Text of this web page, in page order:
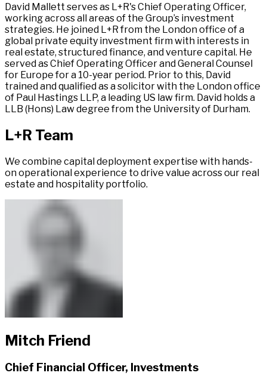
David Mallett serves as L+R's Chief Operating Officer,
working across all areas of the Group’s investment
strategies. He joined L+R from the London office of a
global private equity investment firm with interests in
real estate, structured finance, and venture capital. He
served as Chief Operating Officer and General Counsel
for Europe for a 10-year period. Prior to this, David
trained and qualified as a solicitor with the London office
of Paul Hastings LLP, a leading US law firm. David holds a
LLB (Hons) Law degree from the University of Durham.​​​​‌ ‍ ​‍​‍‌‍ ‌ ​‍‌‍‍‌‌‍‌ ‌‍‍‌‌‍ ‍​‍​‍​ ‍‍​‍​‍‌ ​ ‌‍​‌‌‍ ‍‌‍‍‌‌ ‌​‌ ‍‌​‍ ‍‌‍‍‌‌‍ ​‍​‍​‍ ​​‍​‍‌‍‍​‌ ​‍‌‍‌‌‌‍‌‍​‍​‍​ ‍‍​‍​‍‌‍‍​‌ ‌​‌ ‌​‌ ​​‌ ​ ​ ‍‍​‍ ​‍ ‌‍ ​​‍ ‌‌‍​‌‌‍ ‍‌‍‌​​‍ ‌‌ ​‍​‍ ‌‌‍‍​‌‍ ‌ ‌​‌‍‌‌‌‍ ​‌ ​ ​‍ ‌‌ ​ ‌ ‌​‌ ‌‌‌‍‌​‌‍‍‌‌‍ ​‍ ‍‌ ‌‍‌‍‌‌‌ ​‍‌‍​ ‌‍‌‌‌‍ ​​‍ ‍‌‍​‌‌ ​​‌ ​​​‍ ‌‍‍‌‌‍ ‍‌ ‌​‌‍‌‌‌‍ ‍‌ ‌​​‍ ‌‍‌‌‌‍‌​‌‍‍‌‌ ‌​​‍ ‌‍ ‌‌‍ ‌‍‌​‌‍‌‌​ ‌‌ ​​‌ ​‍‌‍‌‌‌ ​ ‌‍‌‌‌‍ ‍‌ ‌​‌‍​‌‌ ‌​‌‍‍‌‌‍ ‌‍ ‍​ ‍ ‌‍‍‌‌‍‌​​ ‌‌‍‌‍​ ​‍​ ‌‍​ ​‌‌‍‌‍​ ‌‍​ ​ ​ ‌‌​‍ ‌‌‍‌‌​ ​‌​ ​‌‌‍‌‍​‍ ‌​ ‌​​ ‍‌​ ‍‌‌‍‌‍​‍ ‌‌‍​‌‌‍‌​‌‍​‌‌‍​‍​‍ ‌​ ‌​​ ​‍‌‍‌‌​ ‌‍​ ‌​​ ‍​‌‍‌​​ ‌‍‌‍‌‌‌‍‌‍​ ​​​ ‍​​ ‍ ‌ ‌​‌ ‍‌‌ ​​‌‍‌‌​ ‌‌‍​ ‌‍ ‌ ​‍‌ ​​‌‍ ‌ ​‍‌‍​‌‌ ‌​‌‍‌‌‌‌‌​‌‍‌‌‌‍​‌‌‍ ‌‌​ ‌‌‍‌‌‌‍ ‌‌‍​‍‌‍‌‌‌ ​‍​ ‍ ‌ ​​‌‍​‌‌ ‌​‌‍‍​​ ‌‌‍​‍‌‍‍‌‌‍ ​ ‌‍​‍‌‍​‌‌ ​ ‌‍‌‌‌‌‌‌‌ ​‍‌‍ ​​ ‌‌‍‍​‌ ‌​‌ ‌​‌ ​​‌ ​ ​‍‌‌​ ​ ‌​​‌​‍‌‌​ ​‍‌​‌‍​‍‌‌​ ​‍‌​‌‍‌‍ ​​‍ ‌‌‍​‌‌‍ ‍‌‍‌​​‍ ‌‌ ​‍​‍ ‌‌‍‍​‌‍ ‌ ‌​‌‍‌‌‌‍ ​‌ ​ ​‍ ‌‌ ​ ‌ ‌​‌ ‌‌‌‍‌​‌‍‍‌‌‍ ​‍ ‍‌ ‌‍‌‍‌‌‌ ​‍‌‍​ ‌‍‌‌‌‍ ​​‍ ‍‌‍​‌‌ ​​‌ ​​​‍‌‍‌‍‍‌‌‍‌​​ ‌‌‍‌‍​ ​‍​ ‌‍​ ​‌‌‍‌‍​ ‌‍​ ​ ​ ‌‌​‍ ‌‌‍‌‌​ ​‌​ ​‌‌‍‌‍​‍ ‌​ ‌​​ ‍‌​ ‍‌‌‍‌‍​‍ ‌‌‍​‌‌‍‌​‌‍​‌‌‍​‍​‍ ‌​ ‌​​ ​‍‌‍‌‌​ ‌‍​ ‌​​ ‍​‌‍‌​​ ‌‍‌‍‌‌‌‍‌‍​ ​​​ ‍​​‍‌‍‌ ‌​‌ ‍‌‌ ​​‌‍‌‌​ ‌‌‍​ ‌‍ ‌ ​‍‌ ​​‌‍ ‌ ​‍‌‍​‌‌ ‌​‌‍‌‌‌‌‌​‌‍‌‌‌‍​‌‌‍ ‌‌​ ‌‌‍‌‌‌‍ ‌‌‍​‍‌‍‌‌‌ ​‍​‍‌‍‌ ​​‌‍​‌‌ ‌​‌‍‍​​ ‌‌‍​‍‌‍‍‌‌‍ ​‍‌‍‌ ​​‌‍‌‌‌ ​‍‌ ​ ‌ ​​‌‍‌‌‌‍​ ‌ ‌​‌‍‍‌‌ ‌‍‌‍‌‌​ ‌‌ ​​‌ ‌‌‌‍​‍‌‍ ​‌‍‍‌‌ ​ ‌‍‍​‌‍‌‌‌‍‌​​‍​‍‌ ‌
L+R Team​​​​‌ ‍ ​‍​‍‌‍ ‌ ​‍‌‍‍‌‌‍‌ ‌‍‍‌‌‍ ‍​‍​‍​ ‍‍​‍​‍‌ ​ ‌‍​‌‌‍ ‍‌‍‍‌‌ ‌​‌ ‍‌​‍ ‍‌‍‍‌‌‍ ​‍​‍​‍ ​​‍​‍‌‍‍​‌ ​‍‌‍‌‌‌‍‌‍​‍​‍​ ‍‍​‍​‍‌‍‍​‌ ‌​‌ ‌​‌ ​​‌ ​ ​ ‍‍​‍ ​‍ ‌‍ ​​‍ ‌‌‍​‌‌‍ ‍‌‍‌​​‍ ‌‌ ​‍​‍ ‌‌‍‍​‌‍ ‌ ‌​‌‍‌‌‌‍ ​‌ ​ ​‍ ‌‌ ​ ‌ ‌​‌ ‌‌‌‍‌​‌‍‍‌‌‍ ​‍ ‍‌ ‌‍‌‍‌‌‌ ​‍‌‍​ ‌‍‌‌‌‍ ​​‍ ‍‌‍​‌‌ ​​‌ ​​​‍ ‌‍‍‌‌‍ ‍‌ ‌​‌‍‌‌‌‍ ‍‌ ‌​​‍ ‌‍‌‌‌‍‌​‌‍‍‌‌ ‌​​‍ ‌‍ ‌‌‍ ‌‍‌​‌‍‌‌​ ‌‌ ​​‌ ​‍‌‍‌‌‌ ​ ‌‍‌‌‌‍ ‍‌ ‌​‌‍​‌‌ ‌​‌‍‍‌‌‍ ‌‍ ‍​ ‍ ‌‍‍‌‌‍‌​​ ‌​ ‍​​ ‌‌​ ‌‍​ ‌‍​ ​​​ ‍​​ ​​‌‍​‍​‍ ‌​ ‌‍‌‍​‌​ ​‌‌‍‌‌​‍ ‌​ ‌​​ ‍‌​ ​‌​ ​‌​‍ ‌​ ‍‌​ ​‍​ ‍‌‌‍​‌​‍ ‌‌‍‌‍‌‍‌‍​ ‍​‌‍‌​​ ​‍‌‍​‍‌‍​ ​ ‌‍‌‍​‍​ ​‌​ ‌​‌‍​ ​ ‍ ‌ ‌​‌ ‍‌‌ ​​‌‍‌‌​ ‌‌‍​ ‌‍ ‌ ​‍‌ ​​‌‍ ‌ ​‍‌‍​‌‌ ‌​‌‍‌‌‌‌​​‌‍​‌‌‍‌ ‌‍‌‌​ ‍ ‌ ​​‌‍​‌‌ ‌​‌‍‍​​ ‌‌ ​​‌‍​‌‌‍‌ ‌‍‌‌‌​​‍‌ ‌‌‌‍‍‌‌‍ ​‌‍‌​‌‍‌‌‌ ​‍​‍‌‌​ ‌‌‌​​‍‌‌ ‌‍‍ ‌‍‌‌‌ ‍‌​‍‌‌​ ​ ‌​‌​​‍‌‌​ ​ ‌​‌​​‍‌‌​ ​‍​ ​‍​ ‌‌‌‍‌​‌‍‌‍​ ​‌​ ‌‌‌‍‌‍​ ‌‍​ ​‍‌‍​‌​ ‌‌‌‍​‌​ ​‍​‍‌‌​ ​‍​ ​‍​‍‌‌​ ‌‌‌​‌​​‍ ‍‌ ‌​‌‍‍‌‌ ‌​‌‍ ​‌‍‌‌‌​ ​‌‍‍‌‌‍‌ ‌‍‍​‌ ‌​​ ‌‍​‍‌‍​‌‌ ​ ‌‍‌‌‌‌‌‌‌ ​‍‌‍ ​​ ‌‌‍‍​‌ ‌​‌ ‌​‌ ​​‌ ​ ​‍‌‌​ ​ ‌​​‌​‍‌‌​ ​‍‌​‌‍​‍‌‌​ ​‍‌​‌‍‌‍ ​​‍ ‌‌‍​‌‌‍ ‍‌‍‌​​‍ ‌‌ ​‍​‍ ‌‌‍‍​‌‍ ‌ ‌​‌‍‌‌‌‍ ​‌ ​ ​‍ ‌‌ ​ ‌ ‌​‌ ‌‌‌‍‌​‌‍‍‌‌‍ ​‍ ‍‌ ‌‍‌‍‌‌‌ ​‍‌‍​ ‌‍‌‌‌‍ ​​‍ ‍‌‍​‌‌ ​​‌ ​​​‍‌‍‌‍‍‌‌‍‌​​ ‌​ ‍​​ ‌‌​ ‌‍​ ‌‍​ ​​​ ‍​​ ​​‌‍​‍​‍ ‌​ ‌‍‌‍​‌​ ​‌‌‍‌‌​‍ ‌​ ‌​​ ‍‌​ ​‌​ ​‌​‍ ‌​ ‍‌​ ​‍​ ‍‌‌‍​‌​‍ ‌‌‍‌‍‌‍‌‍​ ‍​‌‍‌​​ ​‍‌‍​‍‌‍​ ​ ‌‍‌‍​‍​ ​‌​ ‌​‌‍​ ​‍‌‍‌ ‌​‌ ‍‌‌ ​​‌‍‌‌​ ‌‌‍​ ‌‍ ‌ ​‍‌ ​​‌‍ ‌ ​‍‌‍​‌‌ ‌​‌‍‌‌‌‌​​‌‍​‌‌‍‌ ‌‍‌‌​‍‌‍‌ ​​‌‍​‌‌ ‌​‌‍‍​​ ‌‌ ​​‌‍​‌‌‍‌ ‌‍‌‌‌​​‍‌ ‌‌‌‍‍‌‌‍ ​‌‍‌​‌‍‌‌‌ ​‍​‍‌‌​ ‌‌‌​​‍‌‌ ‌‍‍ ‌‍‌‌‌ ‍‌​‍‌‌​ ​ ‌​‌​​‍‌‌​ ​ ‌​‌​​‍‌‌​ ​‍​ ​‍​ ‌‌‌‍‌​‌‍‌‍​ ​‌​ ‌‌‌‍‌‍​ ‌‍​ ​‍‌‍​‌​ ‌‌‌‍​‌​ ​‍​‍‌‌​ ​‍​ ​‍​‍‌‌​ ‌‌‌​‌​​‍ ‍‌ ‌​‌‍‍‌‌ ‌​‌‍ ​‌‍‌‌‌​ ​‌‍‍‌‌‍‌ ‌‍‍​‌ ‌​​‍‌‍‌ ​​‌‍‌‌‌ ​‍‌ ​ ‌ ​​‌‍‌‌‌‍​ ‌ ‌​‌‍‍‌‌ ‌‍‌‍‌‌​ ‌‌ ​​‌ ‌‌‌‍​‍‌‍ ​‌‍‍‌‌ ​ ‌‍‍​‌‍‌‌‌‍‌​​‍​‍‌ ‌
We combine capital deployment expertise with hands-
on operational experience to drive value across our real
estate and hospitality portfolio.​​​​‌ ‍ ​‍​‍‌‍ ‌ ​‍‌‍‍‌‌‍‌ ‌‍‍‌‌‍ ‍​‍​‍​ ‍‍​‍​‍‌ ​ ‌‍​‌‌‍ ‍‌‍‍‌‌ ‌​‌ ‍‌​‍ ‍‌‍‍‌‌‍ ​‍​‍​‍ ​​‍​‍‌‍‍​‌ ​‍‌‍‌‌‌‍‌‍​‍​‍​ ‍‍​‍​‍‌‍‍​‌ ‌​‌ ‌​‌ ​​‌ ​ ​ ‍‍​‍ ​‍ ‌‍ ​​‍ ‌‌‍​‌‌‍ ‍‌‍‌​​‍ ‌‌ ​‍​‍ ‌‌‍‍​‌‍ ‌ ‌​‌‍‌‌‌‍ ​‌ ​ ​‍ ‌‌ ​ ‌ ‌​‌ ‌‌‌‍‌​‌‍‍‌‌‍ ​‍ ‍‌ ‌‍‌‍‌‌‌ ​‍‌‍​ ‌‍‌‌‌‍ ​​‍ ‍‌‍​‌‌ ​​‌ ​​​‍ ‌‍‍‌‌‍ ‍‌ ‌​‌‍‌‌‌‍ ‍‌ ‌​​‍ ‌‍‌‌‌‍‌​‌‍‍‌‌ ‌​​‍ ‌‍ ‌‌‍ ‌‍‌​‌‍‌‌​ ‌‌ ​​‌ ​‍‌‍‌‌‌ ​ ‌‍‌‌‌‍ ‍‌ ‌​‌‍​‌‌ ‌​‌‍‍‌‌‍ ‌‍ ‍​ ‍ ‌‍‍‌‌‍‌​​ ‌​ ‍​​ ‌‌​ ‌‍​ ‌‍​ ​​​ ‍​​ ​​‌‍​‍​‍ ‌​ ‌‍‌‍​‌​ ​‌‌‍‌‌​‍ ‌​ ‌​​ ‍‌​ ​‌​ ​‌​‍ ‌​ ‍‌​ ​‍​ ‍‌‌‍​‌​‍ ‌‌‍‌‍‌‍‌‍​ ‍​‌‍‌​​ ​‍‌‍​‍‌‍​ ​ ‌‍‌‍​‍​ ​‌​ ‌​‌‍​ ​ ‍ ‌ ‌​‌ ‍‌‌ ​​‌‍‌‌​ ‌‌‍​ ‌‍ ‌ ​‍‌ ​​‌‍ ‌ ​‍‌‍​‌‌ ‌​‌‍‌‌‌‌​​‌‍​‌‌‍‌ ‌‍‌‌​ ‍ ‌ ​​‌‍​‌‌ ‌​‌‍‍​​ ‌‌ ​​‌‍​‌‌‍‌ ‌‍‌‌‌​​‍‌ ‌‌‌‍‍‌‌‍ ​‌‍‌​‌‍‌‌‌ ​‍​‍‌‌​ ‌‌‌​​‍‌‌ ‌‍‍ ‌‍‌‌‌ ‍‌​‍‌‌​ ​ ‌​‌​​‍‌‌​ ​ ‌​‌​​‍‌‌​ ​‍​ ​‍​ ‌‌‌‍‌​‌‍‌‍​ ​‌​ ‌‌‌‍‌‍​ ‌‍​ ​‍‌‍​‌​ ‌‌‌‍​‌​ ​‍​‍‌‌​ ​‍​ ​‍​‍‌‌​ ‌‌‌​‌​​‍ ‍‌‍​ ‌‍ ‌ ​​‌ ‍‌​‍‌‌​ ‌‌‌​​‍‌‌ ‌‍‍ ‌‍‌‌‌ ‍‌​‍‌‌​ ​ ‌​‌​​‍‌‌​ ​ ‌​‌​​‍‌‌​ ​‍​ ​‍​ ‌​‌‍‌‍‌‍‌​‌‍​‌​ ‌​‌‍‌​‌‍‌‌​ ​‌‌‍​‍​ ‍​​ ​ ‌‍‌‍​‍‌‌​ ​‍​ ​‍​‍‌‌​ ‌‌‌​‌​​‍ ‍‌‍​ ‌‍‍​‌‍‍‌‌‍ ​‌‍‌​‌ ​‍‌‍‌‌‌‍ ‍​‍‌‌​ ‌‌‌​​‍‌‌ ‌‍‍ ‌‍‌‌‌ ‍‌​‍‌‌​ ​ ‌​‌​​‍‌‌​ ​ ‌​‌​​‍‌‌​ ​‍​ ​‍‌‍​‍‌‍‌​​ ‍‌​ ‌‍​ ​‌​ ​‌​ ‌‍​ ​‌‌‍‌‍​ ​ ‌‍‌‍‌‍‌​​‍‌‌​ ​‍​ ​‍​‍‌‌​ ‌‌‌​‌​​‍ ‍‌ ‌​‌‍‌‌‌ ‍​‌ ‌​​ ‌‍​‍‌‍​‌‌ ​ ‌‍‌‌‌‌‌‌‌ ​‍‌‍ ​​ ‌‌‍‍​‌ ‌​‌ ‌​‌ ​​‌ ​ ​‍‌‌​ ​ ‌​​‌​‍‌‌​ ​‍‌​‌‍​‍‌‌​ ​‍‌​‌‍‌‍ ​​‍ ‌‌‍​‌‌‍ ‍‌‍‌​​‍ ‌‌ ​‍​‍ ‌‌‍‍​‌‍ ‌ ‌​‌‍‌‌‌‍ ​‌ ​ ​‍ ‌‌ ​ ‌ ‌​‌ ‌‌‌‍‌​‌‍‍‌‌‍ ​‍ ‍‌ ‌‍‌‍‌‌‌ ​‍‌‍​ ‌‍‌‌‌‍ ​​‍ ‍‌‍​‌‌ ​​‌ ​​​‍‌‍‌‍‍‌‌‍‌​​ ‌​ ‍​​ ‌‌​ ‌‍​ ‌‍​ ​​​ ‍​​ ​​‌‍​‍​‍ ‌​ ‌‍‌‍​‌​ ​‌‌‍‌‌​‍ ‌​ ‌​​ ‍‌​ ​‌​ ​‌​‍ ‌​ ‍‌​ ​‍​ ‍‌‌‍​‌​‍ ‌‌‍‌‍‌‍‌‍​ ‍​‌‍‌​​ ​‍‌‍​‍‌‍​ ​ ‌‍‌‍​‍​ ​‌​ ‌​‌‍​ ​‍‌‍‌ ‌​‌ ‍‌‌ ​​‌‍‌‌​ ‌‌‍​ ‌‍ ‌ ​‍‌ ​​‌‍ ‌ ​‍‌‍​‌‌ ‌​‌‍‌‌‌‌​​‌‍​‌‌‍‌ ‌‍‌‌​‍‌‍‌ ​​‌‍​‌‌ ‌​‌‍‍​​ ‌‌ ​​‌‍​‌‌‍‌ ‌‍‌‌‌​​‍‌ ‌‌‌‍‍‌‌‍ ​‌‍‌​‌‍‌‌‌ ​‍​‍‌‌​ ‌‌‌​​‍‌‌ ‌‍‍ ‌‍‌‌‌ ‍‌​‍‌‌​ ​ ‌​‌​​‍‌‌​ ​ ‌​‌​​‍‌‌​ ​‍​ ​‍​ ‌‌‌‍‌​‌‍‌‍​ ​‌​ ‌‌‌‍‌‍​ ‌‍​ ​‍‌‍​‌​ ‌‌‌‍​‌​ ​‍​‍‌‌​ ​‍​ ​‍​‍‌‌​ ‌‌‌​‌​​‍ ‍‌‍​ ‌‍ ‌ ​​‌ ‍‌​‍‌‌​ ‌‌‌​​‍‌‌ ‌‍‍ ‌‍‌‌‌ ‍‌​‍‌‌​ ​ ‌​‌​​‍‌‌​ ​ ‌​‌​​‍‌‌​ ​‍​ ​‍​ ‌​‌‍‌‍‌‍‌​‌‍​‌​ ‌​‌‍‌​‌‍‌‌​ ​‌‌‍​‍​ ‍​​ ​ ‌‍‌‍​‍‌‌​ ​‍​ ​‍​‍‌‌​ ‌‌‌​‌​​‍ ‍‌‍​ ‌‍‍​‌‍‍‌‌‍ ​‌‍‌​‌ ​‍‌‍‌‌‌‍ ‍​‍‌‌​ ‌‌‌​​‍‌‌ ‌‍‍ ‌‍‌‌‌ ‍‌​‍‌‌​ ​ ‌​‌​​‍‌‌​ ​ ‌​‌​​‍‌‌​ ​‍​ ​‍‌‍​‍‌‍‌​​ ‍‌​ ‌‍​ ​‌​ ​‌​ ‌‍​ ​‌‌‍‌‍​ ​ ‌‍‌‍‌‍‌​​‍‌‌​ ​‍​ ​‍​‍‌‌​ ‌‌‌​‌​​‍ ‍‌ ‌​‌‍‌‌‌ ‍​‌ ‌​​‍‌‍‌ ​​‌‍‌‌‌ ​‍‌ ​ ‌ ​​‌‍‌‌‌‍​ ‌ ‌​‌‍‍‌‌ ‌‍‌‍‌‌​ ‌‌ ​​‌ ‌‌‌‍​‍‌‍ ​‌‍‍‌‌ ​ ‌‍‍​‌‍‌‌‌‍‌​​‍​‍‌ ‌
Mitch Friend​​​​‌ ‍ ​‍​‍‌‍ ‌ ​‍‌‍‍‌‌‍‌ ‌‍‍‌‌‍ ‍​‍​‍​ ‍‍​‍​‍‌ ​ ‌‍​‌‌‍ ‍‌‍‍‌‌ ‌​‌ ‍‌​‍ ‍‌‍‍‌‌‍ ​‍​‍​‍ ​​‍​‍‌‍‍​‌ ​‍‌‍‌‌‌‍‌‍​‍​‍​ ‍‍​‍​‍‌‍‍​‌ ‌​‌ ‌​‌ ​​‌ ​ ​ ‍‍​‍ ​‍ ‌‍ ​​‍ ‌‌‍​‌‌‍ ‍‌‍‌​​‍ ‌‌ ​‍​‍ ‌‌‍‍​‌‍ ‌ ‌​‌‍‌‌‌‍ ​‌ ​ ​‍ ‌‌ ​ ‌ ‌​‌ ‌‌‌‍‌​‌‍‍‌‌‍ ​‍ ‍‌ ‌‍‌‍‌‌‌ ​‍‌‍​ ‌‍‌‌‌‍ ​​‍ ‍‌‍​‌‌ ​​‌ ​​​‍ ‌‍‍‌‌‍ ‍‌ ‌​‌‍‌‌‌‍ ‍‌ ‌​​‍ ‌‍‌‌‌‍‌​‌‍‍‌‌ ‌​​‍ ‌‍ ‌‌‍ ‌‍‌​‌‍‌‌​ ‌‌ ​​‌ ​‍‌‍‌‌‌ ​ ‌‍‌‌‌‍ ‍‌ ‌​‌‍​‌‌ ‌​‌‍‍‌‌‍ ‌‍ ‍​ ‍ ‌‍‍‌‌‍‌​​ ‌‌‍‌‍​ ​‌​ ​ ​ ‌‌​ ​‍​ ‌​‌‍‌‍​ ‍‌​‍ ‌​ ‍​​ ‍​​ ​ ​ ​‌​‍ ‌​ ‌​​ ‍‌​ ‌​​ ‌​​‍ ‌‌‍​‌‌‍‌​‌‍​‌‌‍‌‍​‍ ‌‌‍‌​​ ​ ‌‍‌‌​ ‌​‌‍​‌‌‍‌‍​ ​ ‌‍‌​​ ‍​​ ‌ ​ ‌ ‌‍‌‍​ ‍ ‌ ‌​‌ ‍‌‌ ​​‌‍‌‌​ ‌‌‍​ ‌‍ ‌ ​‍‌ ​​‌‍ ‌ ​‍‌‍​‌‌ ‌​‌‍‌‌‌‌‌​‌‍‌‌‌‍​‌‌‍ ‌‌​ ‌‌‍‌‌‌‍ ‌‌‍​‍‌‍‌‌‌ ​‍​ ‍ ‌ ​​‌‍​‌‌ ‌​‌‍‍​​ ‌‌‍ ‍‌‍​‌‌‍ ‌‌‍‌‌​ ‌‍​‍‌‍​‌‌ ​ ‌‍‌‌‌‌‌‌‌ ​‍‌‍ ​​ ‌‌‍‍​‌ ‌​‌ ‌​‌ ​​‌ ​ ​‍‌‌​ ​ ‌​​‌​‍‌‌​ ​‍‌​‌‍​‍‌‌​ ​‍‌​‌‍‌‍ ​​‍ ‌‌‍​‌‌‍ ‍‌‍‌​​‍ ‌‌ ​‍​‍ ‌‌‍‍​‌‍ ‌ ‌​‌‍‌‌‌‍ ​‌ ​ ​‍ ‌‌ ​ ‌ ‌​‌ ‌‌‌‍‌​‌‍‍‌‌‍ ​‍ ‍‌ ‌‍‌‍‌‌‌ ​‍‌‍​ ‌‍‌‌‌‍ ​​‍ ‍‌‍​‌‌ ​​‌ ​​​‍‌‍‌‍‍‌‌‍‌​​ ‌‌‍‌‍​ ​‌​ ​ ​ ‌‌​ ​‍​ ‌​‌‍‌‍​ ‍‌​‍ ‌​ ‍​​ ‍​​ ​ ​ ​‌​‍ ‌​ ‌​​ ‍‌​ ‌​​ ‌​​‍ ‌‌‍​‌‌‍‌​‌‍​‌‌‍‌‍​‍ ‌‌‍‌​​ ​ ‌‍‌‌​ ‌​‌‍​‌‌‍‌‍​ ​ ‌‍‌​​ ‍​​ ‌ ​ ‌ ‌‍‌‍​‍‌‍‌ ‌​‌ ‍‌‌ ​​‌‍‌‌​ ‌‌‍​ ‌‍ ‌ ​‍‌ ​​‌‍ ‌ ​‍‌‍​‌‌ ‌​‌‍‌‌‌‌‌​‌‍‌‌‌‍​‌‌‍ ‌‌​ ‌‌‍‌‌‌‍ ‌‌‍​‍‌‍‌‌‌ ​‍​‍‌‍‌ ​​‌‍​‌‌ ‌​‌‍‍​​ ‌‌‍ ‍‌‍​‌‌‍ ‌‌‍‌‌​‍‌‍‌ ​​‌‍‌‌‌ ​‍‌ ​ ‌ ​​‌‍‌‌‌‍​ ‌ ‌​‌‍‍‌‌ ‌‍‌‍‌‌​ ‌‌ ​​‌ ‌‌‌‍​‍‌‍ ​‌‍‍‌‌ ​ ‌‍‍​‌‍‌‌‌‍‌​​‍​‍‌ ‌
Chief Financial Officer, Investments​​​​‌ ‍ ​‍​‍‌‍ ‌ ​‍‌‍‍‌‌‍‌ ‌‍‍‌‌‍ ‍​‍​‍​ ‍‍​‍​‍‌ ​ ‌‍​‌‌‍ ‍‌‍‍‌‌ ‌​‌ ‍‌​‍ ‍‌‍‍‌‌‍ ​‍​‍​‍ ​​‍​‍‌‍‍​‌ ​‍‌‍‌‌‌‍‌‍​‍​‍​ ‍‍​‍​‍‌‍‍​‌ ‌​‌ ‌​‌ ​​‌ ​ ​ ‍‍​‍ ​‍ ‌‍ ​​‍ ‌‌‍​‌‌‍ ‍‌‍‌​​‍ ‌‌ ​‍​‍ ‌‌‍‍​‌‍ ‌ ‌​‌‍‌‌‌‍ ​‌ ​ ​‍ ‌‌ ​ ‌ ‌​‌ ‌‌‌‍‌​‌‍‍‌‌‍ ​‍ ‍‌ ‌‍‌‍‌‌‌ ​‍‌‍​ ‌‍‌‌‌‍ ​​‍ ‍‌‍​‌‌ ​​‌ ​​​‍ ‌‍‍‌‌‍ ‍‌ ‌​‌‍‌‌‌‍ ‍‌ ‌​​‍ ‌‍‌‌‌‍‌​‌‍‍‌‌ ‌​​‍ ‌‍ ‌‌‍ ‌‍‌​‌‍‌‌​ ‌‌ ​​‌ ​‍‌‍‌‌‌ ​ ‌‍‌‌‌‍ ‍‌ ‌​‌‍​‌‌ ‌​‌‍‍‌‌‍ ‌‍ ‍​ ‍ ‌‍‍‌‌‍‌​​ ‌‌‍‌‍​ ​‌​ ​ ​ ‌‌​ ​‍​ ‌​‌‍‌‍​ ‍‌​‍ ‌​ ‍​​ ‍​​ ​ ​ ​‌​‍ ‌​ ‌​​ ‍‌​ ‌​​ ‌​​‍ ‌‌‍​‌‌‍‌​‌‍​‌‌‍‌‍​‍ ‌‌‍‌​​ ​ ‌‍‌‌​ ‌​‌‍​‌‌‍‌‍​ ​ ‌‍‌​​ ‍​​ ‌ ​ ‌ ‌‍‌‍​ ‍ ‌ ‌​‌ ‍‌‌ ​​‌‍‌‌​ ‌‌‍​ ‌‍ ‌ ​‍‌ ​​‌‍ ‌ ​‍‌‍​‌‌ ‌​‌‍‌‌‌‌‌​‌‍‌‌‌‍​‌‌‍ ‌‌​ ‌‌‍‌‌‌‍ ‌‌‍​‍‌‍‌‌‌ ​‍​ ‍ ‌ ​​‌‍​‌‌ ‌​‌‍‍​​ ‌‌ ​‍‌‍ ‌‍ ​‌‍‌‌​ ‌‍​‍‌‍​‌‌ ​ ‌‍‌‌‌‌‌‌‌ ​‍‌‍ ​​ ‌‌‍‍​‌ ‌​‌ ‌​‌ ​​‌ ​ ​‍‌‌​ ​ ‌​​‌​‍‌‌​ ​‍‌​‌‍​‍‌‌​ ​‍‌​‌‍‌‍ ​​‍ ‌‌‍​‌‌‍ ‍‌‍‌​​‍ ‌‌ ​‍​‍ ‌‌‍‍​‌‍ ‌ ‌​‌‍‌‌‌‍ ​‌ ​ ​‍ ‌‌ ​ ‌ ‌​‌ ‌‌‌‍‌​‌‍‍‌‌‍ ​‍ ‍‌ ‌‍‌‍‌‌‌ ​‍‌‍​ ‌‍‌‌‌‍ ​​‍ ‍‌‍​‌‌ ​​‌ ​​​‍‌‍‌‍‍‌‌‍‌​​ ‌‌‍‌‍​ ​‌​ ​ ​ ‌‌​ ​‍​ ‌​‌‍‌‍​ ‍‌​‍ ‌​ ‍​​ ‍​​ ​ ​ ​‌​‍ ‌​ ‌​​ ‍‌​ ‌​​ ‌​​‍ ‌‌‍​‌‌‍‌​‌‍​‌‌‍‌‍​‍ ‌‌‍‌​​ ​ ‌‍‌‌​ ‌​‌‍​‌‌‍‌‍​ ​ ‌‍‌​​ ‍​​ ‌ ​ ‌ ‌‍‌‍​‍‌‍‌ ‌​‌ ‍‌‌ ​​‌‍‌‌​ ‌‌‍​ ‌‍ ‌ ​‍‌ ​​‌‍ ‌ ​‍‌‍​‌‌ ‌​‌‍‌‌‌‌‌​‌‍‌‌‌‍​‌‌‍ ‌‌​ ‌‌‍‌‌‌‍ ‌‌‍​‍‌‍‌‌‌ ​‍​‍‌‍‌ ​​‌‍​‌‌ ‌​‌‍‍​​ ‌‌ ​‍‌‍ ‌‍ ​‌‍‌‌​‍‌‍‌ ​​‌‍‌‌‌ ​‍‌ ​ ‌ ​​‌‍‌‌‌‍​ ‌ ‌​‌‍‍‌‌ ‌‍‌‍‌‌​ ‌‌ ​​‌ ‌‌‌‍​‍‌‍ ​‌‍‍‌‌ ​ ‌‍‍​‌‍‌‌‌‍‌​​‍​‍‌ ‌